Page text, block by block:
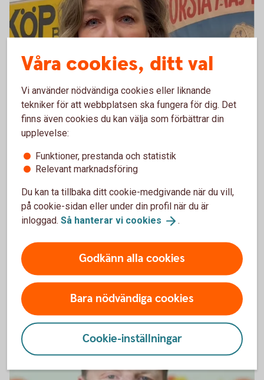
Majblomman
Majblomman är en ideell barnrättsorganisation som
arbetar för att motverka barnfattigdomen i Sverige.
och finansiera forskning ger vi barn i Sverige det de
har rätt till. Pengarna som Majblomman får från
spararna i Swedbank Humanfond går bland annat till
att spela fotboll eller lära sig spela instrument.
Se filmen med Majblomman(youtube.com)
Våra cookies, ditt val
Vi använder nödvändiga cookies eller liknande
tekniker för att webbplatsen ska fungera för dig. Det
finns även cookies du kan välja som förbättrar din
upplevelse:
Funktioner, prestanda och statistik
Relevant marknadsföring
Du kan ta tillbaka ditt cookie-medgivande när du vill,
på cookie-sidan eller under din profil när du är
inloggad. Så hanterar vi cookies .
Godkänn alla cookies
Bara nödvändiga cookies
Cookie-inställningar